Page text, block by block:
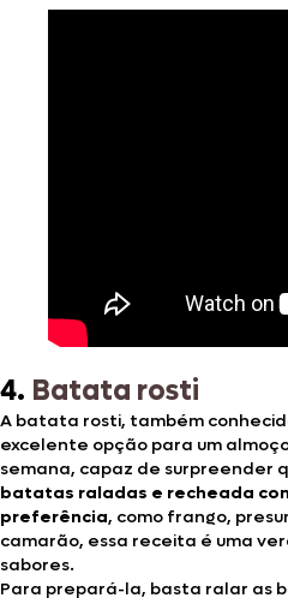
4. Batata rosti
A batata rosti, também
excelente opção para um
semana, capaz de surpreender
batatas raladas e recheada
preferência, como frango,
camarão, essa receita é uma
sabores.
Para prepará-la, basta ralar as